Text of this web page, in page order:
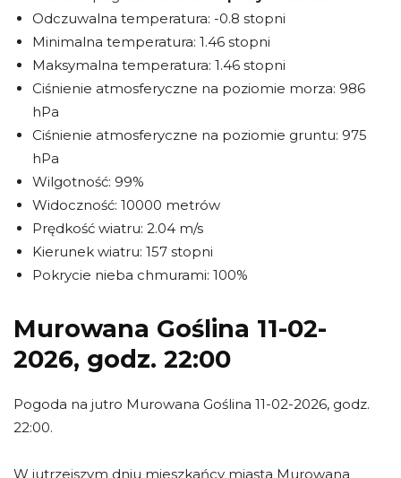
Odczuwalna temperatura: -0.8 stopni
Minimalna temperatura: 1.46 stopni
Maksymalna temperatura: 1.46 stopni
Ciśnienie atmosferyczne na poziomie morza: 986
hPa
Ciśnienie atmosferyczne na poziomie gruntu: 975
hPa
Wilgotność: 99%
Widoczność: 10000 metrów
Prędkość wiatru: 2.04 m/s
Kierunek wiatru: 157 stopni
Pokrycie nieba chmurami: 100%
Murowana Goślina 11-02-
2026, godz. 22:00
Pogoda na jutro Murowana Goślina 11-02-2026, godz.
22:00.
W jutrzejszym dniu mieszkańcy miasta Murowana